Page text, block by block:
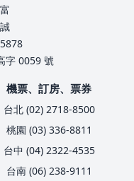
字 0059 號
機票、訂房、票券
台北 (02) 2718-8500
桃園 (03) 336-8811
台中 (04) 2322-4535
台南 (06) 238-9111